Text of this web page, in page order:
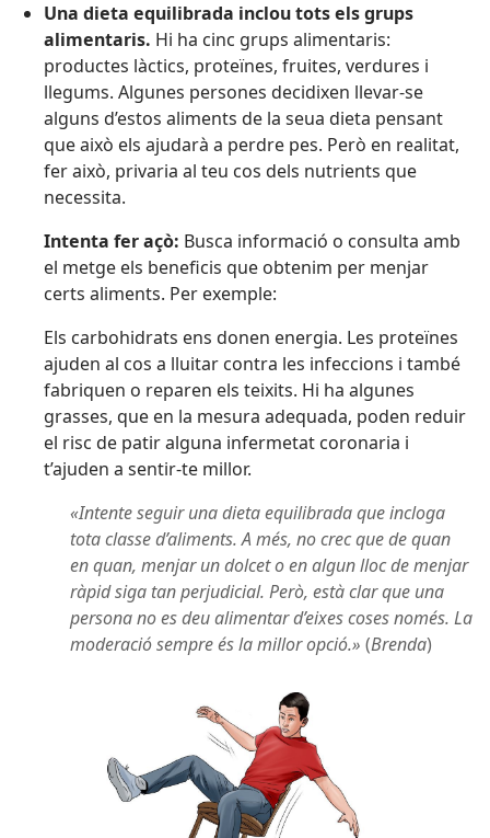
Una dieta equilibrada inclou tots els grups
alimentaris. Hi ha cinc grups alimentaris:
productes làctics, proteïnes, fruites, verdures i
llegums. Algunes persones decidixen llevar-se
alguns d’estos aliments de la seua dieta pensant
que això els ajudarà a perdre pes. Però en realitat,
fer això, privaria al teu cos dels nutrients que
necessita.
Intenta fer açò: Busca informació o consulta amb
el metge els beneficis que obtenim per menjar
certs aliments. Per exemple:
Els carbohidrats ens donen energia. Les proteïnes
ajuden al cos a lluitar contra les infeccions i també
fabriquen o reparen els teixits. Hi ha algunes
grasses, que en la mesura adequada, poden reduir
el risc de patir alguna infermetat coronaria i
t’ajuden a sentir-te millor.
«Intente seguir una dieta equilibrada que incloga
tota classe d’aliments. A més, no crec que de quan
en quan, menjar un dolcet o en algun lloc de menjar
ràpid siga tan perjudicial. Però, està clar que una
persona no es deu alimentar d’eixes coses només. La
moderació sempre és la millor opció.» (Brenda)